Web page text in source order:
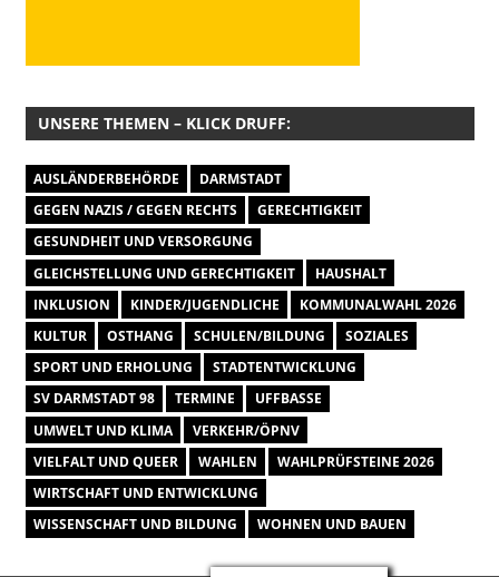
UNSERE THEMEN – KLICK DRUFF:
AUSLÄNDERBEHÖRDE
DARMSTADT
GEGEN NAZIS / GEGEN RECHTS
GERECHTIGKEIT
GESUNDHEIT UND VERSORGUNG
GLEICHSTELLUNG UND GERECHTIGKEIT
HAUSHALT
INKLUSION
KINDER/JUGENDLICHE
KOMMUNALWAHL 2026
KULTUR
OSTHANG SCHULEN/BILDUNG
SOZIALES
SPORT UND ERHOLUNG
STADTENTWICKLUNG
SV DARMSTADT 98
TERMINE
UFFBASSE
UMWELT UND KLIMA
VERKEHR/ÖPNV
VIELFALT UND QUEER
WAHLEN
WAHLPRÜFSTEINE 2026
WIRTSCHAFT UND ENTWICKLUNG
WISSENSCHAFT UND BILDUNG
WOHNEN UND BAUEN